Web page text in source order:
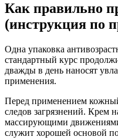
Как правильно
(инструкция по
Одна упаковка
стандартный курс
дважды в день наносят
применения.
Перед применением
следов загрязнений. Крем
массирующими
служит хорошей основой